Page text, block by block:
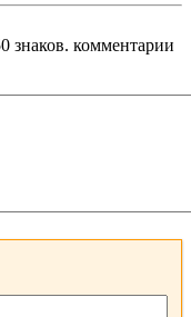
знаков. комментарии